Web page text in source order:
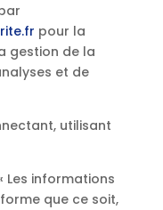
pour la
gestion de la
et de
utilisant
Les informations
que ce soit,